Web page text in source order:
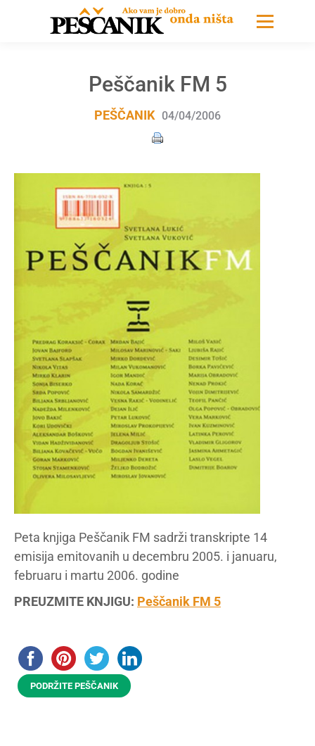
Peščanik FM 5
PEŠČANIK 04/04/2006
Peta knjiga Peščanik FM sadrži transkripte 14
emisija emitovanih u decembru 2005. i januaru,
februaru i martu 2006. godine
PREUZMITE KNJIGU: Peščanik FM 5
PODRŽITE PEŠČANIK